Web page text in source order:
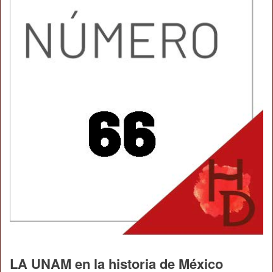
LA UNAM en la historia de México